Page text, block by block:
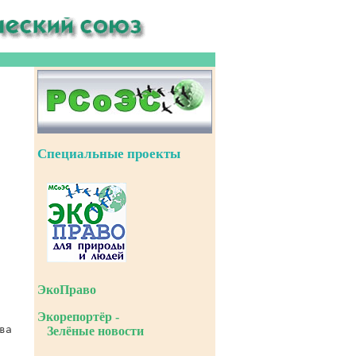
Специальные проекты
ЭкоПраво
Экорепортёр -
Зелёные новости